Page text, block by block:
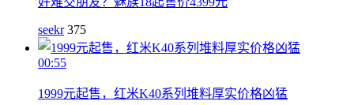
seekr 375
00:55
1999元起售，红米K40系列堆料厚实价格凶猛